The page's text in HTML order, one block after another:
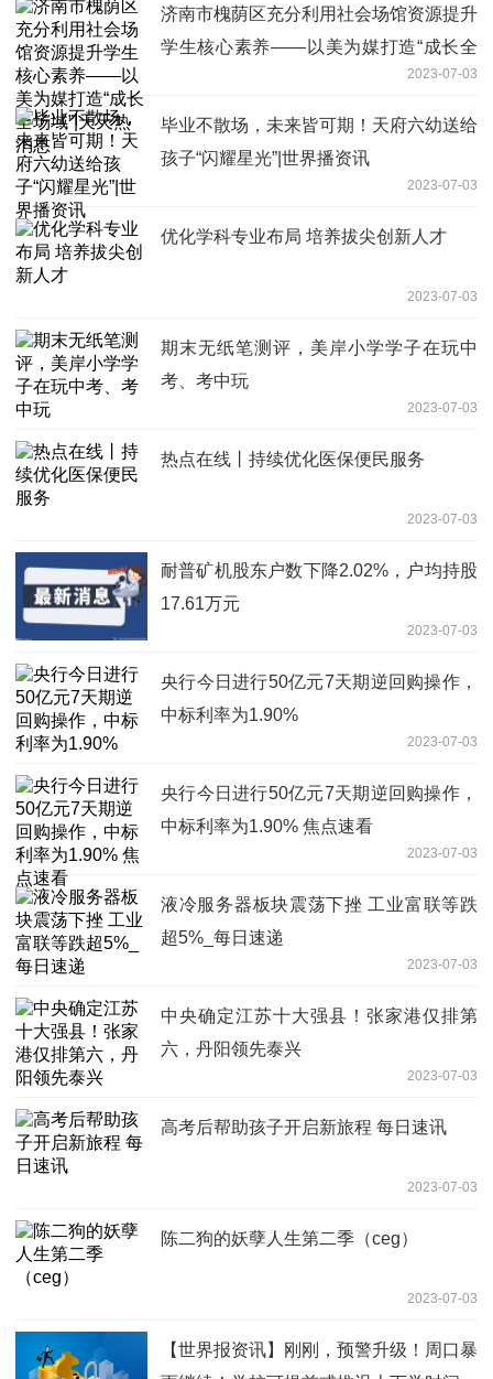
济南市槐荫区充分利用社会场馆资源提升
学生核心素养——以美为媒打造“成长全
2023-07-03
毕业不散场，未来皆可期！天府六幼送给
孩子“闪耀星光”|世界播资讯
2023-07-03
优化学科专业布局 培养拔尖创新人才
2023-07-03
期末无纸笔测评，美岸小学学子在玩中
考、考中玩
2023-07-03
热点在线丨持续优化医保便民服务
2023-07-03
耐普矿机股东户数下降2.02%，户均持股
17.61万元
2023-07-03
央行今日进行50亿元7天期逆回购操作，
中标利率为1.90%
2023-07-03
央行今日进行50亿元7天期逆回购操作，
中标利率为1.90% 焦点速看
2023-07-03
液冷服务器板块震荡下挫 工业富联等跌
超5%_每日速递
2023-07-03
中央确定江苏十大强县！张家港仅排第
六，丹阳领先泰兴
2023-07-03
高考后帮助孩子开启新旅程 每日速讯
2023-07-03
陈二狗的妖孽人生第二季（ceg）
2023-07-03
【世界报资讯】刚刚，预警升级！周口暴